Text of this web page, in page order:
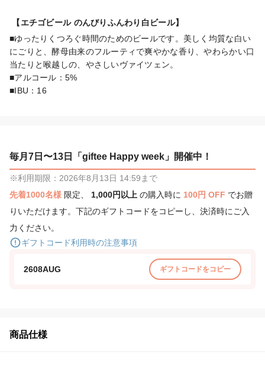
■ゆったりくつろぐ時間のためのビールです。美しく均質な白い
にごりと、酵母由来のフルーティで爽やかな香り、やわらかい口
当たりと喉越しの、やさしいヴァイツェン。
■アルコール：5%
■IBU：16
毎月7日〜13日「giftee Happy week」開催中！
※利用期限：2026年8月13日 14:59まで
先着1000名様 限定、 1,000円以上 の購入時に 100円 OFF でお贈
りいただけます。下記のギフトコードをコピーし、決済時にご入
力ください。
ギフトコード利用時の注意事項
2608AUG ギフトコードをコピー
商品仕様